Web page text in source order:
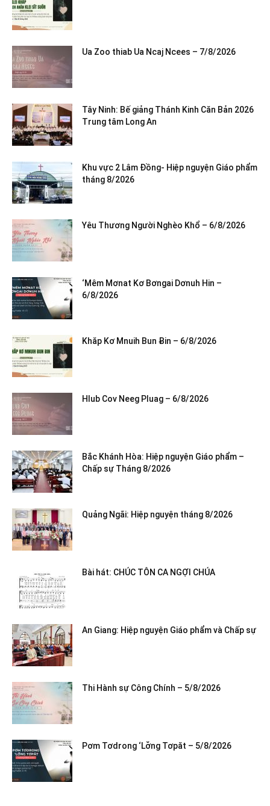
Ua Zoo thiab Ua Ncaj Ncees – 7/8/2026
Tây Ninh: Bế giảng Thánh Kinh Căn Bản 2026
Trung tâm Long An
Khu vực 2 Lâm Đồng- Hiệp nguyện Giáo phẩm
tháng 8/2026
Yêu Thương Người Nghèo Khổ – 6/8/2026
‘Mêm Mơnat Kơ Bơngai Dơnuh Hin –
6/8/2026
Khăp Kơ Mnuih Bun Ƀin – 6/8/2026
Hlub Cov Neeg Pluag – 6/8/2026
Bắc Khánh Hòa: Hiệp nguyện Giáo phẩm –
Chấp sự Tháng 8/2026
Quảng Ngãi: Hiệp nguyện tháng 8/2026
Bài hát: CHÚC TÔN CA NGỢI CHÚA
An Giang: Hiệp nguyện Giáo phẩm và Chấp sự
Thi Hành sự Công Chính – 5/8/2026
Pơm Tơdrong ‘Lơ̆ng Tơpăt – 5/8/2026